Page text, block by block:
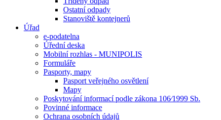
Ostatní odpady
Stanoviště kontejnerů
Úřad
e-podatelna
Úřední deska
Mobilní rozhlas - MUNIPOLIS
Formuláře
Pasporty, mapy
Pasport veřejného osvětlení
Mapy
Poskytování informací podle zákona 106⁄1999 Sb.
Povinné informace
Ochrana osobních údajů